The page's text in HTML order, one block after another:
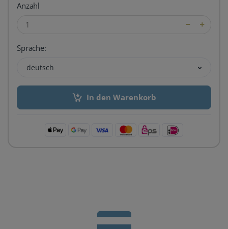
Anzahl
Sprache:
deutsch
In den Warenkorb